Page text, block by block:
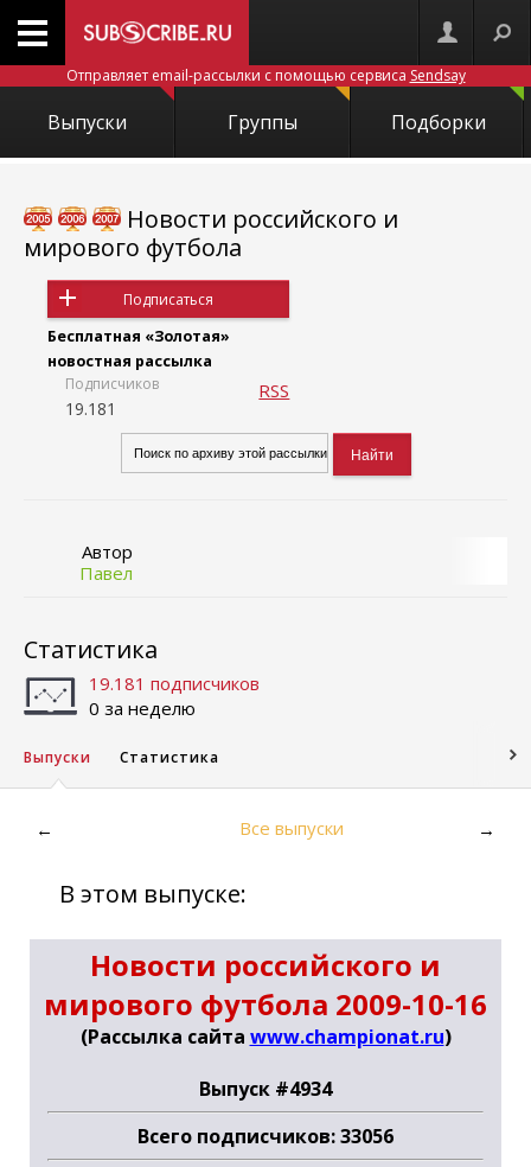
Отправляет email-рассылки с помощью сервиса Sendsay
Выпуски Группы Подборки
Новости российского и
мирового футбола
Подписаться
Бесплатная «Золотая»
новостная рассылка
Подписчиков
19.181
RSS
Автор
Павел
Статистика
19.181 подписчиков
0 за неделю
Выпуски Статистика
← Все выпуски →
В этом выпуске:
Новости российского и
мирового футбола 2009-10-16
(Рассылка сайта www.championat.ru)
Выпуск #4934
Всего подписчиков: 33056